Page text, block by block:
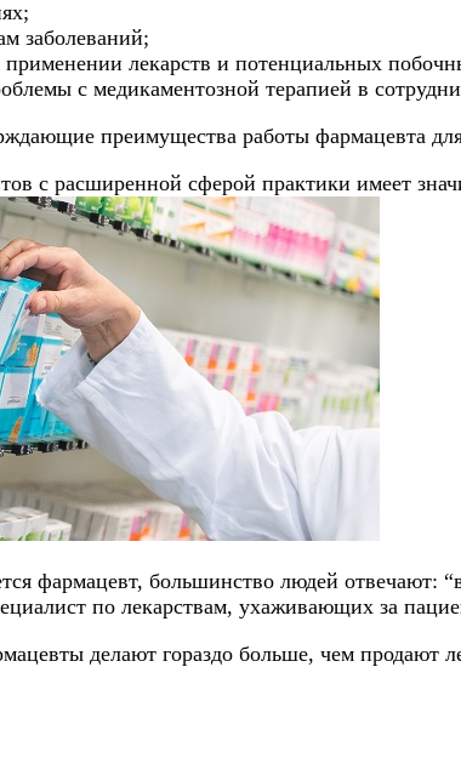
заболеваний;
лекарств и потенциальных
с медикаментозной терапией в
преимущества работы фармацевта
с расширенной сферой практики имеет
фармацевт, большинство людей
по лекарствам, ухаживающих за
делают гораздо больше, чем продают